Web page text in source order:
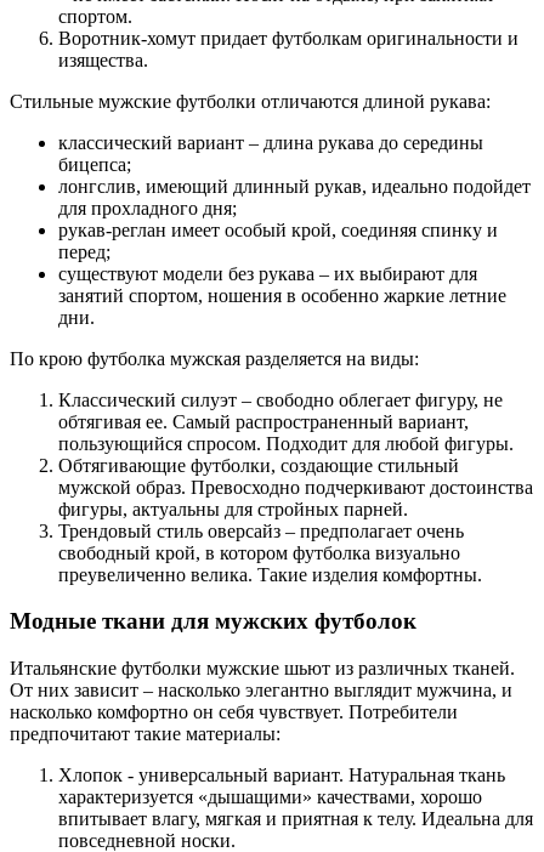
спортом.
Воротник-хомут придает футболкам оригинальности и
изящества.
Стильные мужские футболки отличаются длиной рукава:
классический вариант – длина рукава до середины
бицепса;
лонгслив, имеющий длинный рукав, идеально подойдет
для прохладного дня;
рукав-реглан имеет особый крой, соединяя спинку и
перед;
существуют модели без рукава – их выбирают для
занятий спортом, ношения в особенно жаркие летние
дни.
По крою футболка мужская разделяется на виды:
Классический силуэт – свободно облегает фигуру, не
обтягивая ее. Самый распространенный вариант,
пользующийся спросом. Подходит для любой фигуры.
Обтягивающие футболки, создающие стильный
мужской образ. Превосходно подчеркивают достоинства
фигуры, актуальны для стройных парней.
Трендовый стиль оверсайз – предполагает очень
свободный крой, в котором футболка визуально
преувеличенно велика. Такие изделия комфортны.
Модные ткани для мужских футболок
Итальянские футболки мужские шьют из различных тканей.
От них зависит – насколько элегантно выглядит мужчина, и
насколько комфортно он себя чувствует. Потребители
предпочитают такие материалы:
Хлопок - универсальный вариант. Натуральная ткань
характеризуется «дышащими» качествами, хорошо
впитывает влагу, мягкая и приятная к телу. Идеальна для
повседневной носки.